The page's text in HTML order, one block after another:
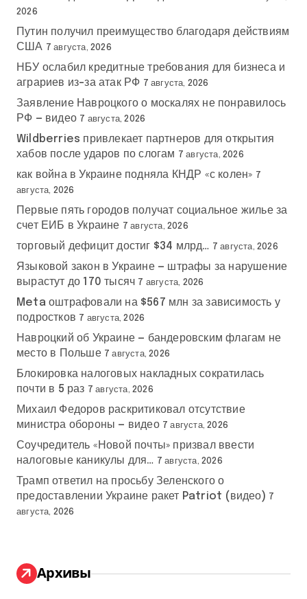
2026
Путин получил преимущество благодаря действиям
США 7 августа, 2026
НБУ ослабил кредитные требования для бизнеса и
аграриев из-за атак РФ 7 августа, 2026
Заявление Навроцкого о москалях не понравилось
РФ — видео 7 августа, 2026
Wildberries привлекает партнеров для открытия
хабов после ударов по слогам
7 августа, 2026
как война в Украине подняла КНДР «с колен» 7
августа, 2026
Первые пять городов получат социальное жилье за
счет ЕИБ в Украине 7 августа, 2026
торговый дефицит достиг $34 млрд… 7 августа, 2026
Языковой закон в Украине — штрафы за нарушение
вырастут до 170 тысяч 7 августа, 2026
Meta оштрафовали на $567 млн за зависимость у
подростков 7 августа, 2026
Навроцкий об Украине — бандеровским флагам не
место в Польше 7 августа, 2026
Блокировка налоговых накладных сократилась
почти в 5 раз 7 августа, 2026
Михаил Федоров раскритиковал отсутствие
министра обороны — видео 7 августа, 2026
Соучредитель «Новой почты» призвал ввести
налоговые каникулы для…
7 августа, 2026
Трамп ответил на просьбу Зеленского о
предоставлении Украине ракет Patriot (видео) 7
августа, 2026
Архивы